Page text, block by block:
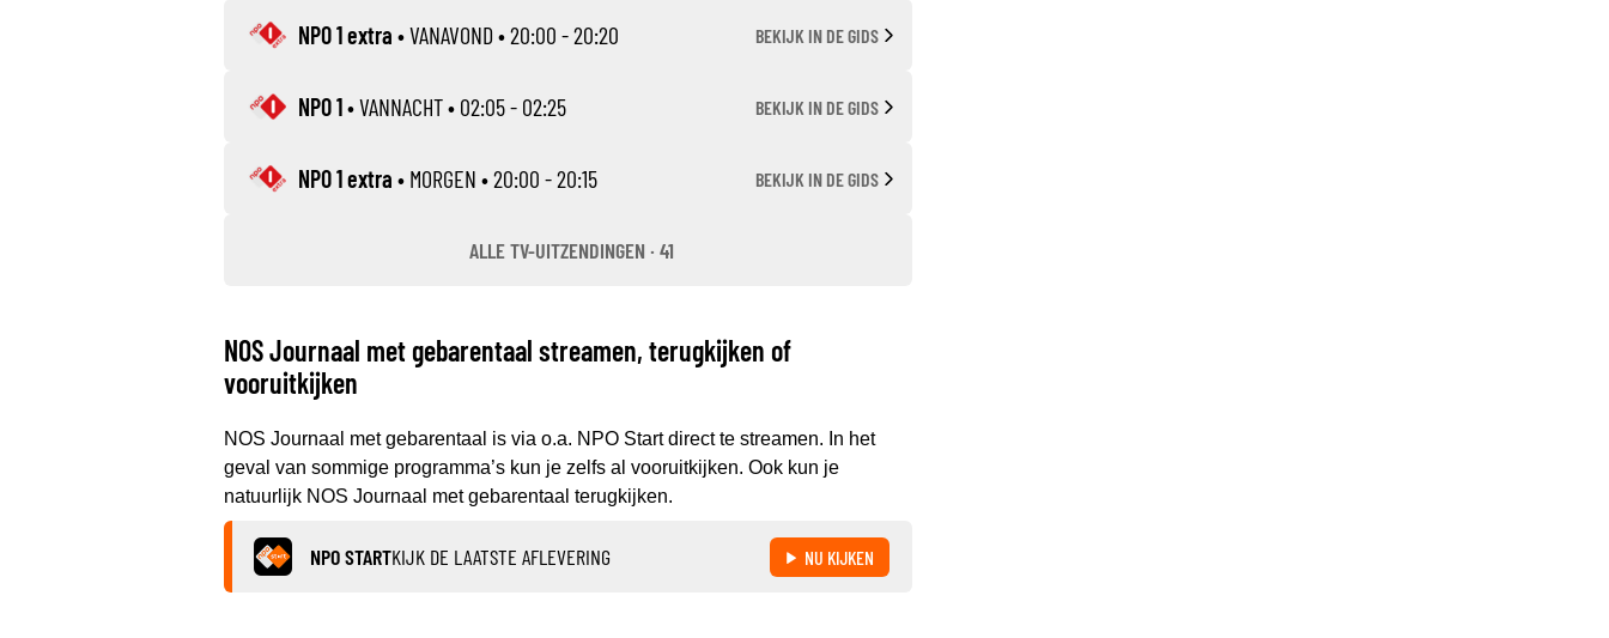
NPO 1 extra •VANAVOND • 20:00 - 20:20 BEKIJK IN DE GIDS
NPO 1•VANNACHT• 02:05 - 02:25 BEKIJK IN DE GIDS
NPO 1 extra • MORGEN • 20:00 - 20:15 BEKIJK IN DE GIDS
ALLE TV-UITZENDINGEN · 41
NOS Journaal met gebarentaal streamen, terugkijken of
vooruitkijken
NOS Journaal met gebarentaal is via o.a. NPO Start direct te streamen. In het
geval van sommige programma’s kun je zelfs al vooruitkijken. Ook kun je
natuurlijk NOS Journaal met gebarentaal terugkijken.
NPO STARTKIJK DE LAATSTE AFLEVERING NU KIJKEN